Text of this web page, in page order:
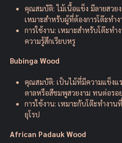
คุณสมบัติ: ไม้เนื้อแข็ง มีลายสวย
เหมาะสำหรับผู้ที่ต้องการโต๊ะทำ
การใช้งาน: เหมาะสำหรับโต๊ะทำ
ความรู้สึกเรียบหรู
Bubinga Wood
คุณสมบัติ: เป็นไม้ที่มีความแข็งแ
ตาลหรือสีชมพูสวยงาม ทนต่อรอ
การใช้งาน: เหมาะกับโต๊ะทำงา
ยุโรป
African Padauk Wood